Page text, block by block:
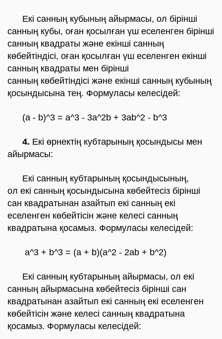
Екі санның кубының айырмасы, ол бірінші
санның кубы, оған қосылған үш еселенген бірінші
санның квадраты және екінші санның
көбейтіндісі, оған қосылған үш еселенген екінші
санның квадраты мен бірінші
санның көбейтіндісі және екінші санның кубының
қосындысына тең. Формуласы келесідей:
(a - b)^3 = a^3 - 3a^2b + 3ab^2 - b^3
4. Екі өрнектің кубтарының қосындысы мен
айырмасы:
Екі санның кубтарының қосындысының,
ол екі санның қосындысына көбейтесіз бірінші
сан квадратынан азайтып екі санның екі
еселенген көбейтісін және келесі санның
квадратына қосамыз. Формуласы келесідей:
a^3 + b^3 = (a + b)(a^2 - 2ab + b^2)
Екі санның кубтарының айырмасы, ол екі
санның айырмасына көбейтесіз бірінші сан
квадратынан азайтып екі санның екі еселенген
көбейтісін және келесі санның квадратына
қосамыз. Формуласы келесідей: